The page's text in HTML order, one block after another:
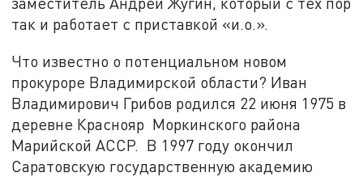
так и работает с приставкой «и.о.».
Что известно о потенциальном новом
прокуроре Владимирской области? Иван
Владимирович Грибов родился 22 июня 1975 в
деревне Краснояр Моркинского района
Марийской АССР. В 1997 году окончил
Саратовскую государственную академию